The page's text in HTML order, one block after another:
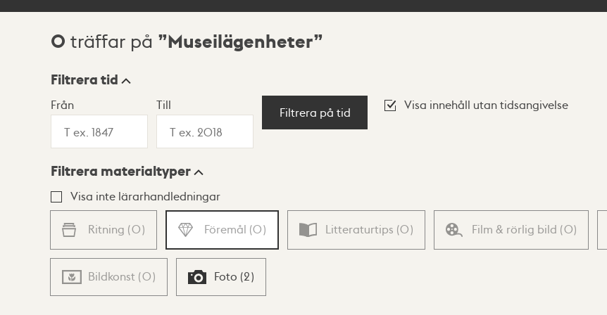
Sökresultat
0 träffar på Museilägenheter
Visningsläge
Lista Karta
Filtrera tid
Från Till
Filtrera på tid
Visa innehåll utan tidsangivelse
Filtrera materialtyper
Visa inte lärarhandledningar
Ritning (0) Föremål (0) Litteraturtips (0) Film & rörlig bild (0)
Bildkonst (0) Foto (2)